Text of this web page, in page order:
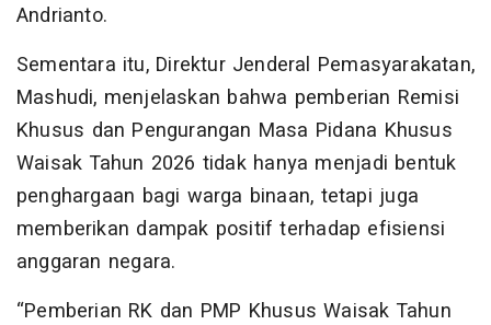
Andrianto.
Sementara itu, Direktur Jenderal Pemasyarakatan,
Mashudi, menjelaskan bahwa pemberian Remisi
Khusus dan Pengurangan Masa Pidana Khusus
Waisak Tahun 2026 tidak hanya menjadi bentuk
penghargaan bagi warga binaan, tetapi juga
memberikan dampak positif terhadap efisiensi
anggaran negara.
“Pemberian RK dan PMP Khusus Waisak Tahun